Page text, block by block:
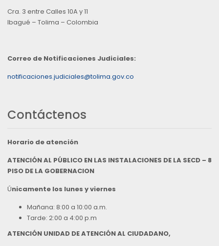
Cra. 3 entre Calles 10A y 11
Ibagué – Tolima – Colombia
Correo de Notificaciones Judiciales:
notificaciones.judiciales@tolima.gov.co
Contáctenos
Horario de atención
ATENCIÓN AL PÚBLICO EN LAS INSTALACIONES DE LA SECD – 8
PISO DE LA GOBERNACION
Únicamente los lunes y viernes
Mañana: 8:00 a 10:00 a.m.
Tarde: 2:00 a 4:00 p.m
ATENCIÓN UNIDAD DE ATENCIÓN AL CIUDADANO,